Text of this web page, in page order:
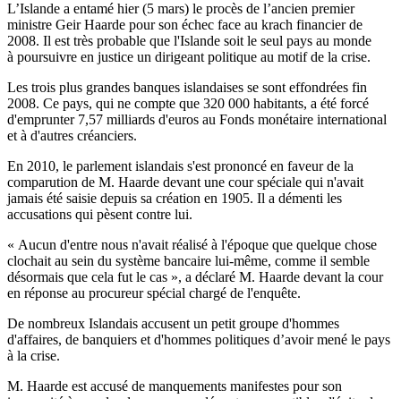
L’Islande a entamé hier (5 mars) le procès de l’ancien premier
ministre Geir Haarde pour son échec face au krach financier de
2008. Il est très probable que l'Islande soit le seul pays au monde
à poursuivre en justice un dirigeant politique au motif de la crise.
Les trois plus grandes banques islandaises se sont effondrées fin
2008. Ce pays, qui ne compte que 320 000 habitants, a été forcé
d'emprunter 7,57 milliards d'euros au Fonds monétaire international
et à d'autres créanciers.
En 2010, le parlement islandais s'est prononcé en faveur de la
comparution de M. Haarde devant une cour spéciale qui n'avait
jamais été saisie depuis sa création en 1905. Il a démenti les
accusations qui pèsent contre lui.
« Aucun d'entre nous n'avait réalisé à l'époque que quelque chose
clochait au sein du système bancaire lui-même, comme il semble
désormais que cela fut le cas », a déclaré M. Haarde devant la cour
en réponse au procureur spécial chargé de l'enquête.
De nombreux Islandais accusent un petit groupe d'hommes
d'affaires, de banquiers et d'hommes politiques d’avoir mené le pays
à la crise.
M. Haarde est accusé de manquements manifestes pour son